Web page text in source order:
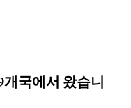
국에서 왔습니